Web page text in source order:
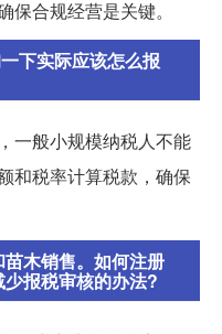
合规经营是关键。
下实际应该怎么报
一般小规模纳税人不能
和税率计算税款，确保
木销售。如何注册
报税审核的办法?